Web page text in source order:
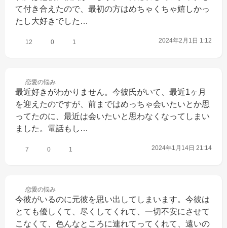
て付き合えたので、最初の方はめちゃくちゃ嬉しかっ
たし大好きでした…
12 0 1 2024年2月1日 1:12
恋愛の悩み
最近好きがわかりません。今彼氏がいて、最近1ヶ月
を迎えたのですが、前まではめっちゃ会いたいとか思
ってたのに、最近は会いたいと思わなくなってしまい
ました。電話もし…
7 0 1 2024年1月14日 21:14
恋愛の悩み
今彼がいるのに元彼を思い出してしまいます。今彼は
とても優しくて、尽くしてくれて、一切不安にさせて
こなくて、色んなところに連れてってくれて、遠いの